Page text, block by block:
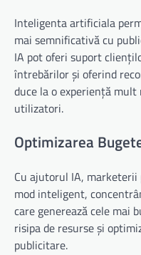
Inteligenta artificiala
mai semnificativă cu
IA pot oferi suport
întrebărilor și oferind
duce la o experiență
utilizatori.
Optimizarea
Cu ajutorul IA,
mod inteligent,
care generează cele mai
risipa de resurse și
publicitare.